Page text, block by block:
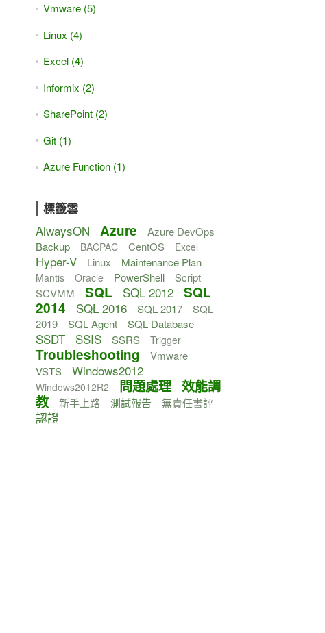
Vmware (5)
Linux (4)
Excel (4)
Informix (2)
SharePoint (2)
Git (1)
Azure Function (1)
標籤雲
AlwaysON Azure
Azure DevOps
Backup
BACPAC CentOS Excel
Hyper-V Linux Maintenance Plan
Mantis Oracle PowerShell
Script
SCVMM
SQL SQL 2012 SQL
2014
SQL 2016 SQL 2017
SQL
2019
SQL Agent SQL Database
SSDT SSIS SSRS Trigger
Troubleshooting
Vmware
VSTS
Windows2012
Windows2012R2 問題處理 效能調
教
新手上路 測試報告 無責任書評
認證